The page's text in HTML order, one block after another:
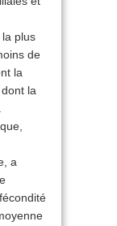
plus
de
la
la
a